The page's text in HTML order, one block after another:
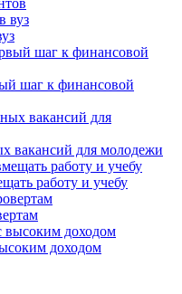
шаг к финансовой
вакансий для молодежи
работу и учебу
доходом